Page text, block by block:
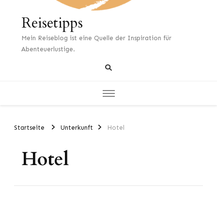
Reisetipps
Mein Reiseblog ist eine Quelle der Inspiration für
Abenteuerlustige.
Startseite Unterkunft Hotel
Hotel